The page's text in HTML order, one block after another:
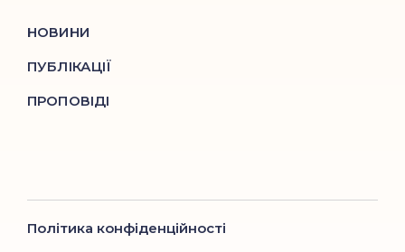
НОВИНИ
ПУБЛІКАЦІЇ
ПРОПОВІДІ
Політика конфіденційності